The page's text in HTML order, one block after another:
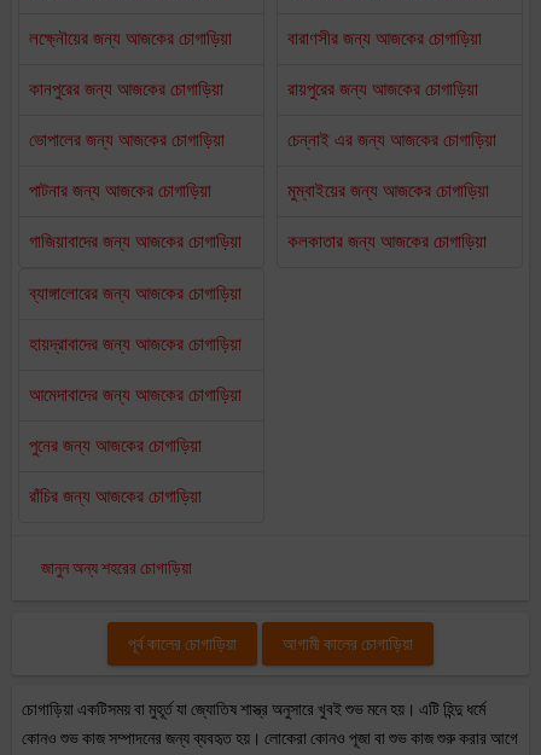
লক্ষ্নৌয়ের জন্য আজকের চোগাড়িয়া
কানপুরের জন্য আজকের চোগাড়িয়া
ভোপালের জন্য আজকের চোগাড়িয়া
পাটনার জন্য আজকের চোগাড়িয়া
গাজিয়াবাদের জন্য আজকের চোগাড়িয়া
বারাণসীর জন্য আজকের চোগাড়িয়া
রায়পুরের জন্য আজকের চোগাড়িয়া
চেন্নাই এর জন্য আজকের চোগাড়িয়া
মুম্বাইয়ের জন্য আজকের চোগাড়িয়া
কলকাতার জন্য আজকের চোগাড়িয়া
ব্যাঙ্গালোরের জন্য আজকের চোগাড়িয়া
হায়দ্রাবাদের জন্য আজকের চোগাড়িয়া
আমেদাবাদের জন্য আজকের চোগাড়িয়া
পুনের জন্য আজকের চোগাড়িয়া
রাঁচির জন্য আজকের চোগাড়িয়া
জানুন অন্য শহরের চোগাড়িয়া
পূর্ব কালের চোগাড়িয়া আগামী কালের চোগাড়িয়া
চোগাড়িয়া একটিসময় বা মুহূর্ত যা জ্যোতিষ শাস্ত্র অনুসারে খুবই শুভ মনে হয়। এটি হিন্দু ধর্মে
কোনও শুভ কাজ সম্পাদনের জন্য ব্যবহৃত হয়। লোকেরা কোনও পূজা বা শুভ কাজ শুরু করার আগে